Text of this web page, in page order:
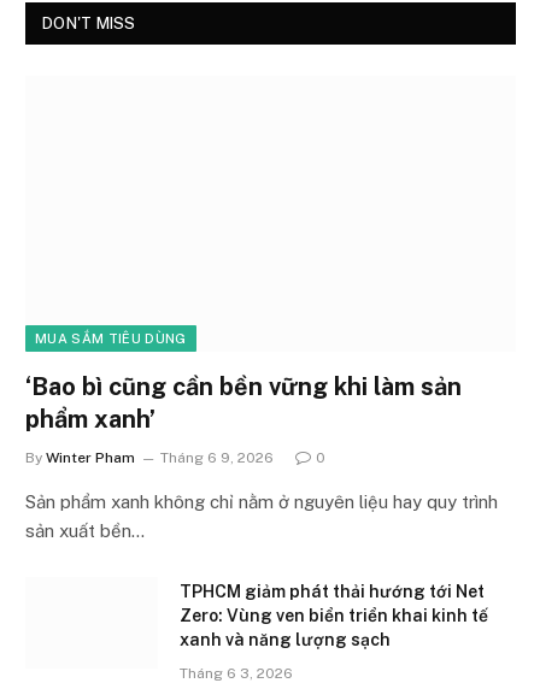
DON'T MISS
MUA SẮM TIÊU DÙNG
‘Bao bì cũng cần bền vững khi làm sản
phẩm xanh’
By Winter Pham Tháng 6 9, 2026 0
Sản phẩm xanh không chỉ nằm ở nguyên liệu hay quy trình
sản xuất bền…
TPHCM giảm phát thải hướng tới Net
Zero: Vùng ven biển triển khai kinh tế
xanh và năng lượng sạch
Tháng 6 3, 2026